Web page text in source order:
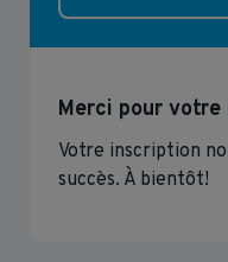
Merci pour
Votre inscription
succès. À bientôt!